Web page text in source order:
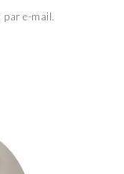
par e-mail.